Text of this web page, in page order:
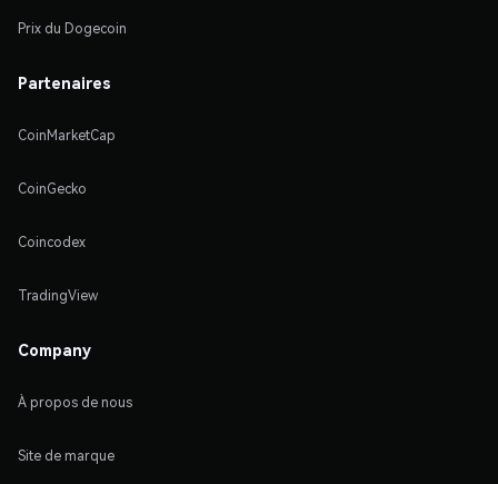
Prix du Dogecoin
Partenaires
CoinMarketCap
CoinGecko
Coincodex
TradingView
Company
À propos de nous
Site de marque